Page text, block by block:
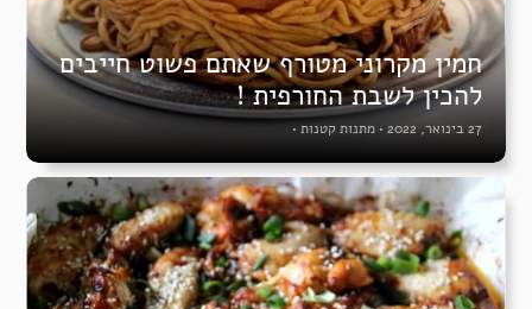
חמין מקרוני מטורף שאתם פשוט חייבים
להכין לשבת החורפית !
27 בינואר, 2022 • מתנות קטנות •